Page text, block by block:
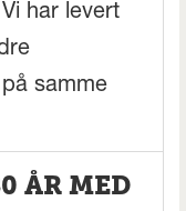
har levert
samme
ÅR MED